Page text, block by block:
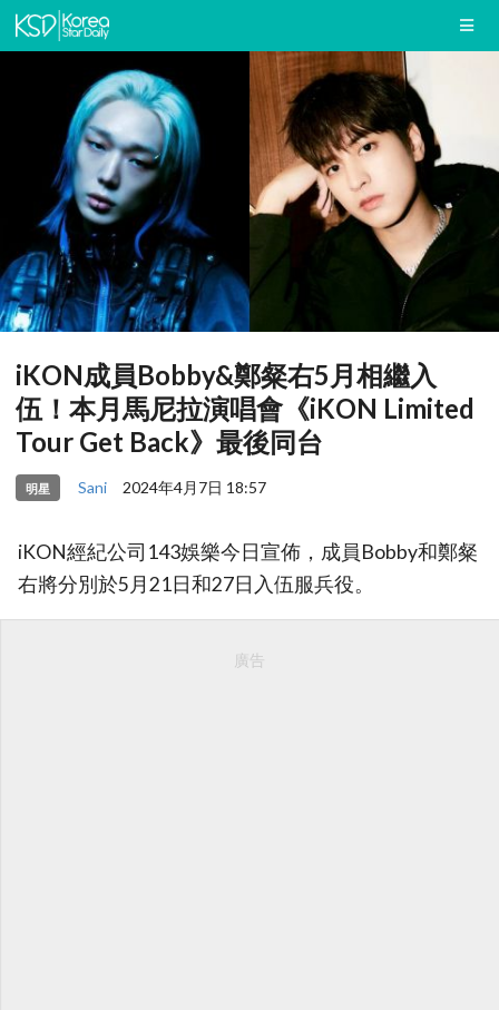
iKON成員Bobby&鄭粲右5月相繼入
伍！本月馬尼拉演唱會《iKON Limited
Tour Get Back》最後同台
明星 Sani 2024年4月7日 18:57
iKON經紀公司143娛樂今日宣佈，成員Bobby和鄭粲
右將分別於5月21日和27日入伍服兵役。
廣告